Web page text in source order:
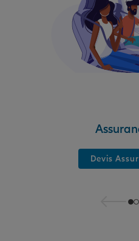
Devis